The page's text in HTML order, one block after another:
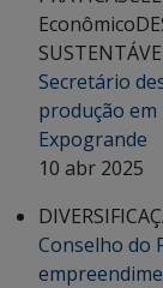
Econômico
Secretário
produção em
Expogrande
10 abr 2025
Conselho do